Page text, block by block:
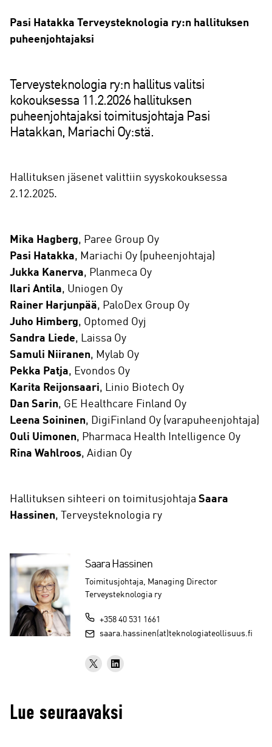
Pasi Hatakka Terveysteknologia ry:n hallituksen
puheenjohtajaksi
Terveysteknologia ry:n hallitus valitsi
kokouksessa 11.2.2026 hallituksen
puheenjohtajaksi toimitusjohtaja Pasi
Hatakkan, Mariachi Oy:stä.
Hallituksen jäsenet valittiin syyskokouksessa
2.12.2025.
Mika Hagberg, Paree Group Oy
Pasi Hatakka, Mariachi Oy (puheenjohtaja)
Jukka Kanerva, Planmeca Oy
Ilari Antila, Uniogen Oy
Rainer Harjunpää, PaloDex Group Oy
Juho Himberg, Optomed Oyj
Sandra Liede, Laissa Oy
Samuli Niiranen, Mylab Oy
Pekka Patja, Evondos Oy
Karita Reijonsaari, Linio Biotech Oy
Dan Sarin, GE Healthcare Finland Oy
Leena Soininen, DigiFinland Oy (varapuheenjohtaja)
Ouli Uimonen, Pharmaca Health Intelligence Oy
Rina Wahlroos, Aidian Oy
Hallituksen sihteeri on toimitusjohtaja Saara
Hassinen, Terveysteknologia ry
Saara Hassinen
Toimitusjohtaja, Managing Director
Terveysteknologia ry
+358 40 531 1661
saara.hassinen(at)teknologiateollisuus.fi
Lue seuraavaksi